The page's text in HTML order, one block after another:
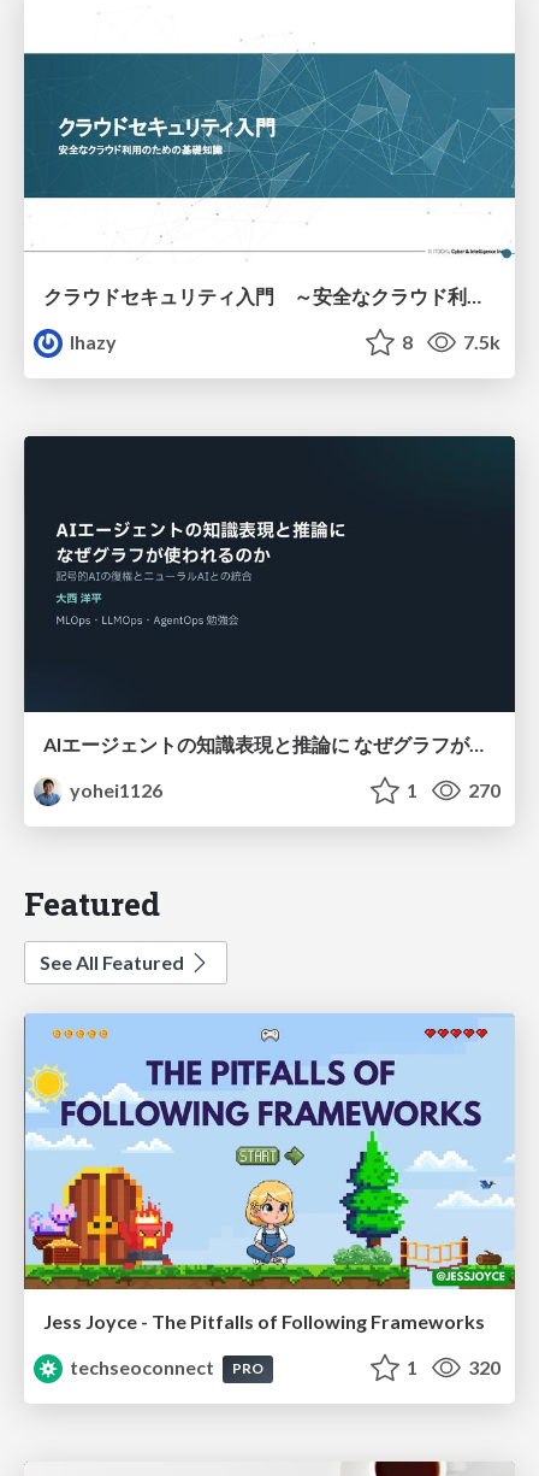
lhazy
8 7.5k
AIエージェントの知識表現と推論に なぜグラフが使われるのか - 記号的AIの復権とニューラルAIとの統合
yohei1126
1 270
Featured
See All Featured
Jess Joyce - The Pitfalls of Following Frameworks
techseoconnect
PRO 1 320